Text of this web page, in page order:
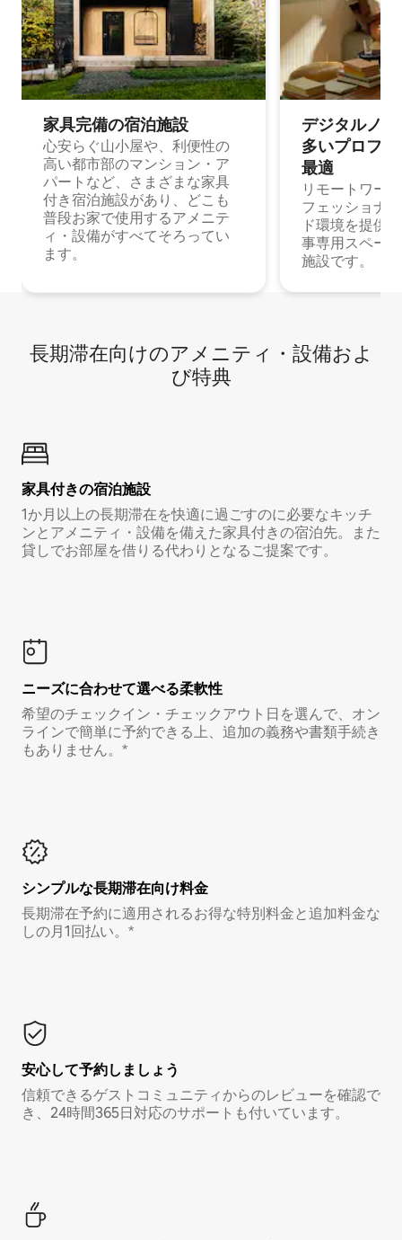
家具完備の宿⁠泊⁠施⁠設
心安らぐ山小屋や、利便性の
高い都市部のマンション・ア
パートなど、さまざまな家具
付き宿泊施設があり、どこも
普段お家で使用するアメニテ
ィ・設備がすべてそろってい
ます。
デジタルノ
多⁠いプ⁠ロ⁠フ⁠
最⁠適
リモートワー
フェッショナ
ド環境を提供
事専用スペー
施設です。
長期滞在向け⁠のア⁠メ⁠ニ⁠テ⁠ィ⁠・設⁠備⁠およ
び特⁠典
家具付き⁠の宿⁠泊⁠施⁠設
1か月以上の長期滞在を快適に過ごすのに必要なキッチ
ンとアメニティ・設備を備えた家具付きの宿泊先。また
貸しでお部屋を借りる代わりとなるご提案です。
ニーズに合わせて選べる柔軟性
希望のチェックイン・チェックアウト日を選んで、オン
ラインで簡単に予約できる上、追加の義務や書類手続き
もありません。*
シンプルな長期滞在向け料金
長期滞在予約に適用されるお得な特別料金と追加料金な
しの月1回払い。*
安心して予約しましょう
信頼できるゲストコミュニティからのレビューを確認で
き、24時間365日対応のサポートも付いています。